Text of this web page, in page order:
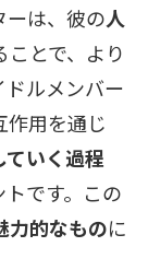
ーは、彼の人
とで、より
ルメンバー
作用を通じ
いく過程
です。この
力的なものに